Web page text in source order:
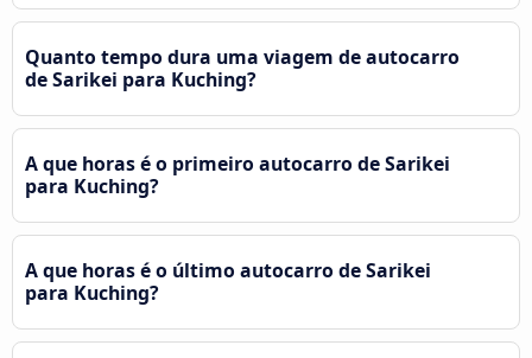
Quanto tempo dura uma viagem de autocarro
de Sarikei para Kuching?
A que horas é o primeiro autocarro de Sarikei
para Kuching?
A que horas é o último autocarro de Sarikei
para Kuching?